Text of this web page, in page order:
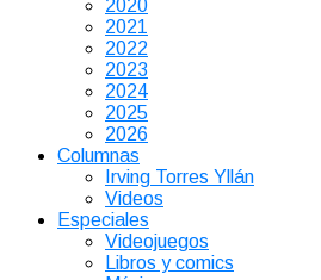
2020
2021
2022
2023
2024
2025
2026
Columnas
Irving Torres Yllán
Videos
Especiales
Videojuegos
Libros y comics